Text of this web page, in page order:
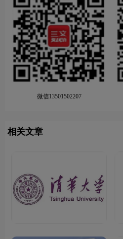
微信13501502207
相关文章